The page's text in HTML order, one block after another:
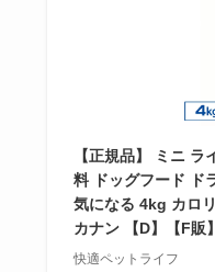
【正規品】 ミニ
料 ドッグフード ド
気になる 4kg カロ
カナン 【D】【F販
快適ペットライフ